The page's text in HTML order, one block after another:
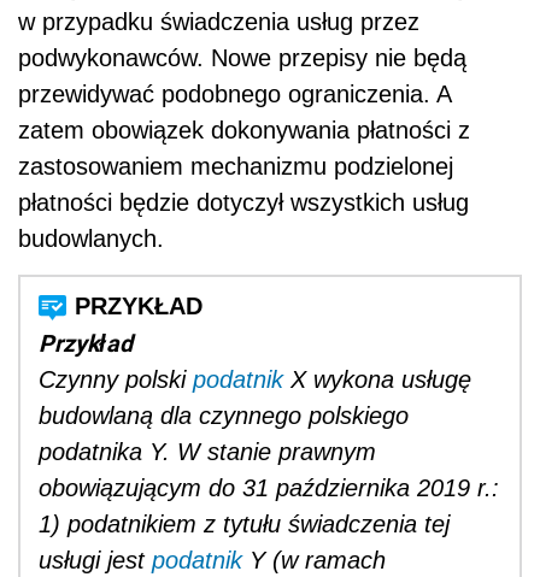
w przypadku świadczenia usług przez
podwykonawców. Nowe przepisy nie będą
przewidywać podobnego ograniczenia. A
zatem obowiązek dokonywania płatności z
zastosowaniem mechanizmu podzielonej
płatności będzie dotyczył wszystkich usług
budowlanych.
Przykład
Czynny polski podatnikX wykona usługę
budowlaną dla czynnego polskiego
podatnika Y. W stanie prawnym
obowiązującym do 31 października 2019 r.:
1) podatnikiem z tytułu świadczenia tej
usługi jest podatnikY (w ramach